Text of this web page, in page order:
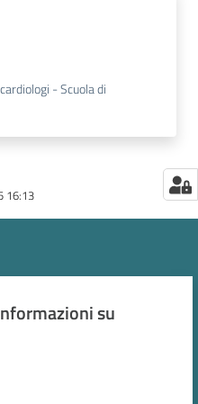
- Scuola di
16:13
su